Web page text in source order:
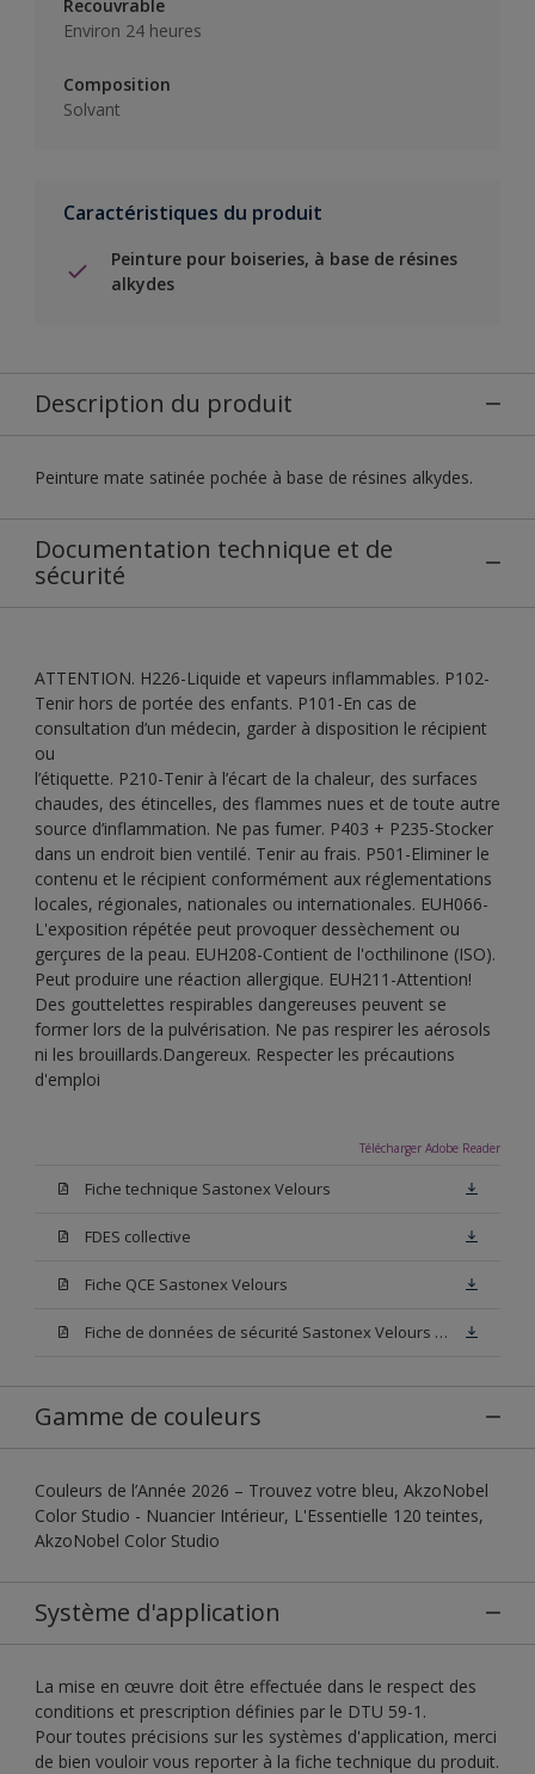
Recouvrable
Environ 24 heures
Composition
Solvant
Caractéristiques du produit
Peinture pour boiseries, à base de résines
alkydes
Description du produit
Peinture mate satinée pochée à base de résines alkydes.
Documentation technique et de
sécurité
ATTENTION. H226-Liquide et vapeurs inflammables. P102-
Tenir hors de portée des enfants. P101-En cas de
consultation d’un médecin, garder à disposition le récipient
ou
l’étiquette. P210-Tenir à l’écart de la chaleur, des surfaces
chaudes, des étincelles, des flammes nues et de toute autre
source d’inflammation. Ne pas fumer. P403 + P235-Stocker
dans un endroit bien ventilé. Tenir au frais. P501-Eliminer le
contenu et le récipient conformément aux réglementations
locales, régionales, nationales ou internationales. EUH066-
L'exposition répétée peut provoquer dessèchement ou
gerçures de la peau. EUH208-Contient de l'octhilinone (ISO).
Peut produire une réaction allergique. EUH211-Attention!
Des gouttelettes respirables dangereuses peuvent se
former lors de la pulvérisation. Ne pas respirer les aérosols
ni les brouillards.Dangereux. Respecter les précautions
d'emploi
Télécharger Adobe Reader
Fiche technique Sastonex Velours
FDES collective
Fiche QCE Sastonex Velours
Fiche de données de sécurité Sastonex Velours Base W05
Gamme de couleurs
Couleurs de l’Année 2026 – Trouvez votre bleu, AkzoNobel
Color Studio - Nuancier Intérieur, L'Essentielle 120 teintes,
AkzoNobel Color Studio
Système d'application
La mise en œuvre doit être effectuée dans le respect des
conditions et prescription définies par le DTU 59-1.
Pour toutes précisions sur les systèmes d'application, merci
de bien vouloir vous reporter à la fiche technique du produit.